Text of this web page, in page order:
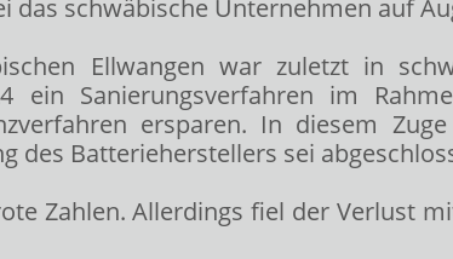
das schwäbische Unternehmen auf
Ellwangen war zuletzt in
ein Sanierungsverfahren im
ersparen. In diesem
des Batterieherstellers sei
Zahlen. Allerdings fiel der Verlust